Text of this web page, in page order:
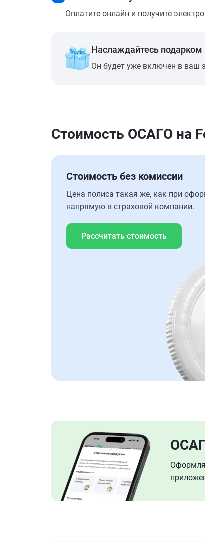
Оплатите онлайн и получите
Наслаждайтесь
Он будет уже включен в ваш
Стоимость ОСАГО на
Стоимость без комиссии
Цена полиса такая же, как при
напрямую в страховой компании.
Рассчитать стоимость